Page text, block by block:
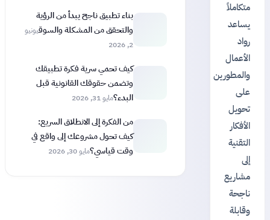
متكاملاً
يساعد
رواد
الأعمال
والمطورين
على
تحويل
الأفكار
التقنية
إلى
مشاريع
ناجحة
وقابلة
بناء تطبيق ناجح يبدأ من الرؤية
والتحقق من المشكلة والسوقيونيو
2, 2026
كيف تحمي سرية فكرة تطبيقك
وتضمن حقوقك القانونية قبل
البدء؟مايو 31, 2026
من الفكرة إلى الانطلاق السريع:
كيف تحول مشروعك إلى واقع في
وقت قياسي؟مايو 30, 2026